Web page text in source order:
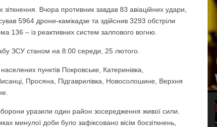
Вчора противник завдав 83 авіаційних удари,
5964 дрони-камікадзе та здійснив 3293 обстріли
136 – із реактивних систем залпового вогню.
ЗСУ станом на 8:00 середи, 25 лютого.
пунктів Покровське, Катеринівка,
Просяна, Підгаврилівка, Новосолошине, Верхня
уразили один район зосередження живої сили.
минулої доби було зафіксовано вісім боєзіткнень,